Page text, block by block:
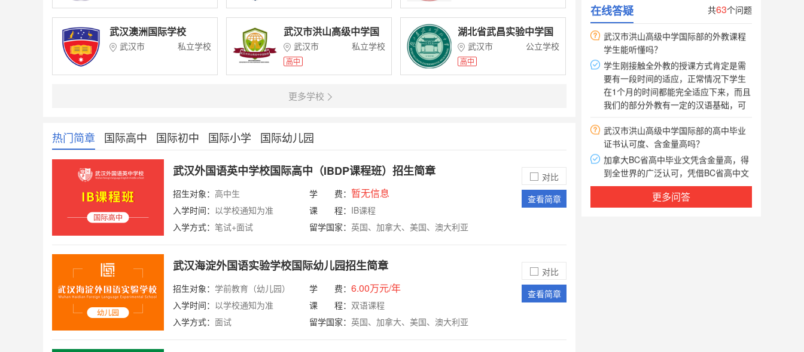
武汉澳洲国际学校
武汉市 私立学校
武汉市洪山高级中学国
际部武汉市 私立学校
高中
湖北省武昌实验中学国
际部武汉市 公立学校
高中
更多学校
热门简章 国际高中 国际初中 国际小学 国际幼儿园
武汉外国语英中学校国际高中（IBDP课程班）招生简章
招生对象： 高中生 学 费： 暂无信息
入学时间： 以学校通知为准 课 程： IB课程
入学方式： 笔试+面试 留学国家： 英国、加拿大、美国、澳大利亚
对比
查看简章
武汉海淀外国语实验学校国际幼儿园招生简章
招生对象： 学前教育（幼儿园） 学 费： 6.00万元/年
入学时间： 以学校通知为准 课 程： 双语课程
入学方式： 面试 留学国家： 英国、加拿大、美国、澳大利亚
对比
查看简章
在线答疑 共63个问题
武汉市洪山高级中学国际部的外教课程
学生能听懂吗？
学生刚接触全外教的授课方式肯定是需
要有一段时间的适应，正常情况下学生
在1个月的时间都能完全适应下来，而且
我们的部分外教有一定的汉语基础，可
以在前期给予学生很大帮助，前期不能
完全听懂也属于正常，从往届学生的情
武汉市洪山高级中学国际部的高中毕业
加拿大BC省高中毕业文凭含金量高，得
到全世界的广泛认可，凭借BC省高中文
凭可直接申请美国、加拿大、英联邦等
世界大学。我们的有毕业生被哈弗、耶
世界顶尖大学录取。
武汉市洪山高级中学国际部在加拿大留
学期间，生病了如何就医?
更多问答